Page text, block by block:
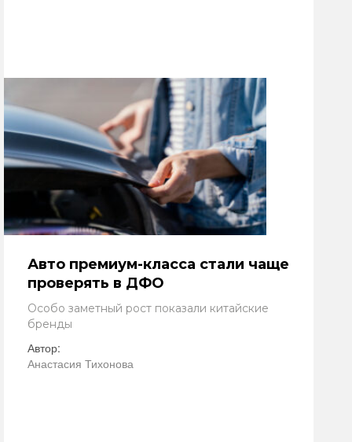
Авто премиум-класса стали чаще
проверять в ДФО
Особо заметный рост показали китайские
бренды
Автор:
Анастасия Тихонова